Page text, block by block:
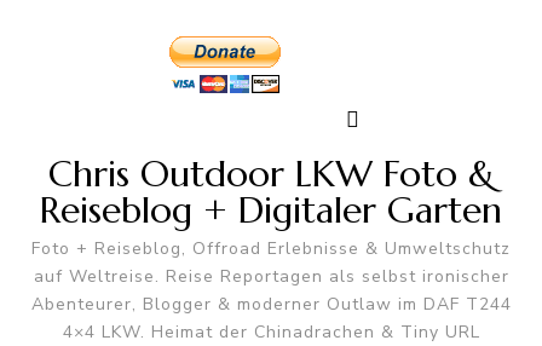
Chris Outdoor LKW Foto &
Reiseblog + Digitaler Garten
Foto + Reiseblog, Offroad Erlebnisse & Umweltschutz
auf Weltreise. Reise Reportagen als selbst ironischer
Abenteurer, Blogger & moderner Outlaw im DAF T244
4×4 LKW. Heimat der Chinadrachen & Tiny URL